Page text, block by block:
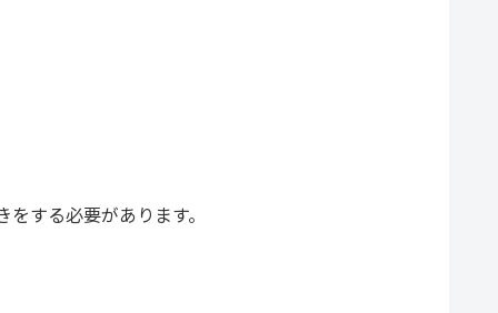
する必要があります。